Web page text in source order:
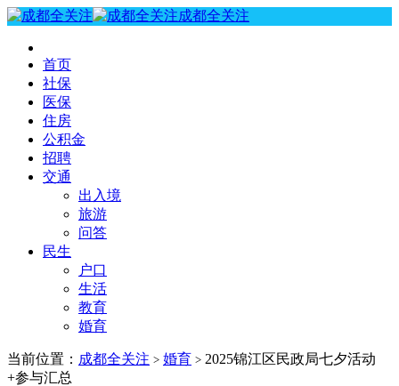
成都全关注
首页
社保
医保
住房
公积金
招聘
交通
出入境
旅游
问答
民生
户口
生活
教育
婚育
当前位置： 成都全关注 > 婚育 > 2025锦江区民政局七夕活动
+参与汇总